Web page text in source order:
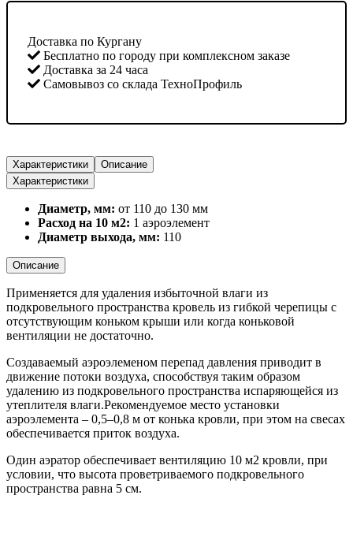
Доставка по Кургану
Бесплатно по городу при комплексном заказе
Доставка за 24 часа
Самовывоз со склада ТехноПрофиль
Характеристики
Описание
Характеристики
Диаметр, мм: от 110 до 130 мм
Расход на 10 м2: 1 аэроэлемент
Диаметр выхода, мм: 110
Описание
Применяется для удаления избыточной влаги из
подкровельного пространства кровель из гибкой черепицы с
отсутствующим коньком крыши или когда коньковой
вентиляции не достаточно.
Создаваемый аэроэлеменом перепад давления приводит в
движение потоки воздуха, способствуя таким образом
удалению из подкровельного пространства испаряющейся из
утеплителя влаги.Рекомендуемое место установки
аэроэлемента – 0,5–0,8 м от конька кровли, при этом на свесах
обеспечивается приток воздуха.
Один аэратор обеспечивает вентиляцию 10 м2 кровли, при
условии, что высота проветриваемого подкровельного
пространства равна 5 см.